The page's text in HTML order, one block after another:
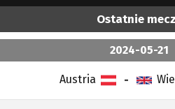
Ostatnie
2024-05-21
Austria -